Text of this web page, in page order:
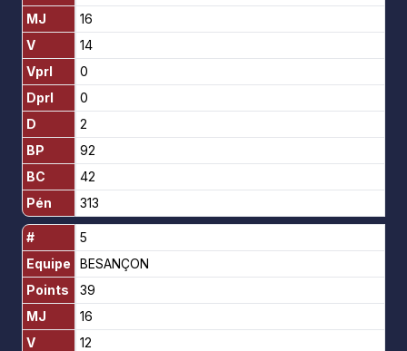
MJ
V
Vprl
Dprl
D
BP
BC
Pén
#
Equipe
Points
MJ
V
16
14
0
0
2
92
42
313
5
BESANÇON
39
16
12